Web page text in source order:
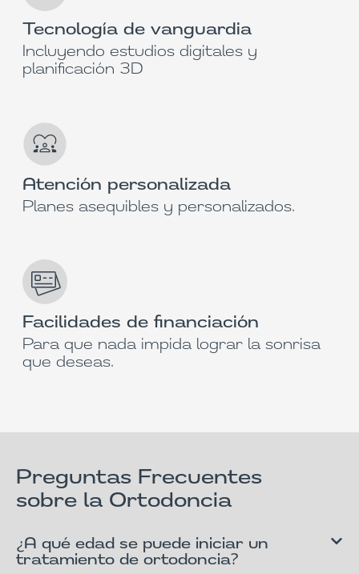
Tecnología de vanguardia
Incluyendo estudios digitales y
planificación 3D
Atención personalizada
Planes asequibles y personalizados.
Facilidades de financiación
Para que nada impida lograr la sonrisa
que deseas.
Preguntas Frecuentes
sobre la Ortodoncia
¿A qué edad se puede iniciar un
tratamiento de ortodoncia?